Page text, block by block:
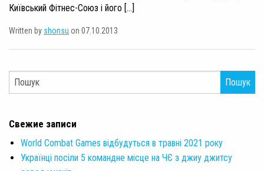
Київський Фітнес-Союз і його […]
Written by shonsu on 07.10.2013
Пошук
Свежие записи
World Combat Games відбудуться в травні 2021 року
Українці посіли 5 командне місце на ЧЄ з джиу джитсу